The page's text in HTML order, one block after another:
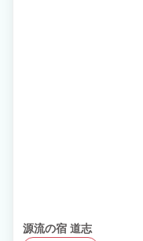
源流の宿 道志